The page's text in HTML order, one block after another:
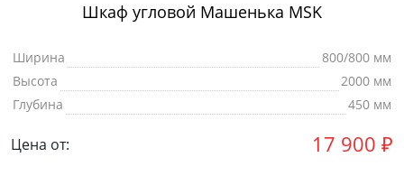
Шкаф угловой Машенька MSK
Ширина
800/800 мм
Высота
2000 мм
Глубина
450 мм
Цена от: 17 900 ₽